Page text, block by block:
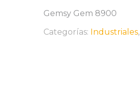
Gemsy Gem 8900
Categorías: Industriales,